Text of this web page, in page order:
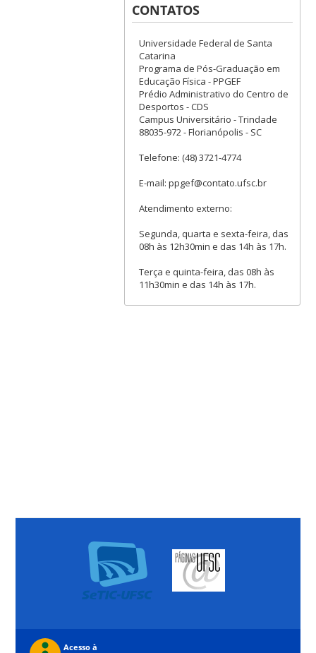
CONTATOS
Universidade Federal de Santa
Catarina
Programa de Pós-Graduação em
Educação Física - PPGEF
Prédio Administrativo do Centro de
Desportos - CDS
Campus Universitário - Trindade
88035-972 - Florianópolis - SC
Telefone: (48) 3721-4774
E-mail: ppgef@contato.ufsc.br
Atendimento externo:
Segunda, quarta e sexta-feira, das
08h às 12h30min e das 14h às 17h.
Terça e quinta-feira, das 08h às
11h30min e das 14h às 17h.